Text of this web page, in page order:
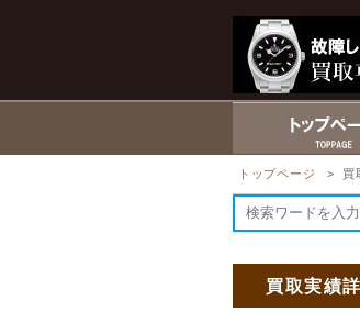
トップページ > 買
買取実績